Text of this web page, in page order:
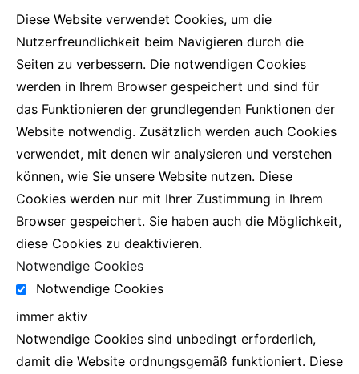
Diese Website verwendet Cookies, um die
Nutzerfreundlichkeit beim Navigieren durch die
Seiten zu verbessern. Die notwendigen Cookies
werden in Ihrem Browser gespeichert und sind für
das Funktionieren der grundlegenden Funktionen der
Website notwendig. Zusätzlich werden auch Cookies
verwendet, mit denen wir analysieren und verstehen
können, wie Sie unsere Website nutzen. Diese
Cookies werden nur mit Ihrer Zustimmung in Ihrem
Browser gespeichert. Sie haben auch die Möglichkeit,
diese Cookies zu deaktivieren.
Notwendige Cookies
Notwendige Cookies
immer aktiv
Notwendige Cookies sind unbedingt erforderlich,
damit die Website ordnungsgemäß funktioniert. Diese